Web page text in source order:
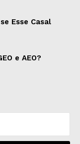
Esse Casal
e AEO?